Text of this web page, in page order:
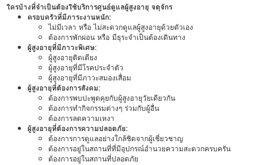
ใครบ้างที่จำเป็นต้องใช้บริการศูนย์ดูแลผู้สูงอายุ จตุจักร
ครอบครัวที่มีภาระงานหนัก:
ไม่มีเวลา หรือ ไม่สะดวกดูแลผู้สูงอายุด้วยตัวเอง
ต้องการพักผ่อน หรือ มีธุระจำเป็นต้องเดินทาง
ผู้สูงอายุที่มีภาวะพิเศษ:
ผู้สูงอายุติดเตียง
ผู้สูงอายุที่มีโรคประจำตัว
ผู้สูงอายุที่มีภาวะสมองเสื่อม
ผู้สูงอายุที่ต้องการสังคม:
ต้องการพบปะพูดคุยกับผู้สูงอายุวัยเดียวกัน
ต้องการทำกิจกรรมต่างๆ ร่วมกับผู้อื่น
ต้องการลดความเหงา
ผู้สูงอายุที่ต้องการความปลอดภัย:
ต้องการการดูแลอย่างใกล้ชิดจากผู้เชี่ยวชาญ
ต้องการอยู่ในสถานที่ที่มีอุปกรณ์อำนวยความสะดวกครบครัน
ต้องการอยู่ในสถานที่ปลอดภัย